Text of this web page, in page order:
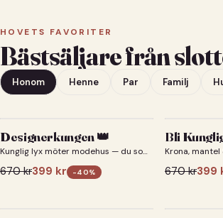
HOVETS FAVORITER
Bästsäljare från
Honom Henne Par Familj
Designerkungen 👑
Kunglig lyx möter modehus — du som
670kr399 kr -40%
Bli
Krona,
670kr399